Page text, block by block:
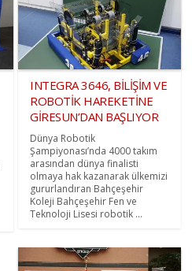
INTEGRA 3646, BİLİŞİM VE
ROBOTİK HAREKETİNE
GİRESUN’DAN BAŞLIYOR
Dünya Robotik
Şampiyonası’nda 4000 takım
arasından dünya finalisti
olmaya hak kazanarak ülkemizi
gururlandıran Bahçeşehir
Koleji Bahçeşehir Fen ve
Teknoloji Lisesi robotik ...